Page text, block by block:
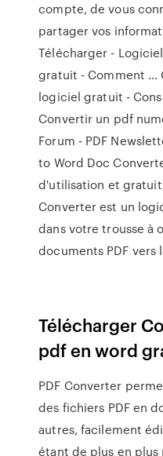
compte, de vous
partager vos
Télécharger -
gratuit - Comment
logiciel gratuit -
Convertir un pdf
Forum - PDF
to Word Doc
d'utilisation et
Converter est un
dans votre trousse à
documents PDF vers
Télécharger
pdf en word
PDF Converter
des fichiers PDF en
autres, facilement
étant de plus en